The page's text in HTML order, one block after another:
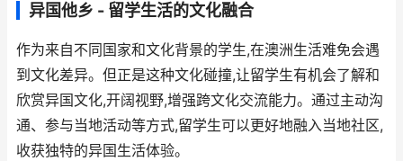
异国他乡 - 留学生活的文化融合
作为来自不同国家和文化背景的学生,在澳洲生活难免会遇
到文化差异。但正是这种文化碰撞,让留学生有机会了解和
欣赏异国文化,开阔视野,增强跨文化交流能力。通过主动沟
通、参与当地活动等方式,留学生可以更好地融入当地社区,
收获独特的异国生活体验。